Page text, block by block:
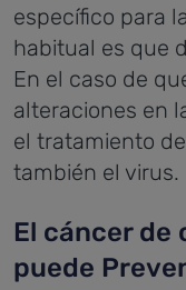
específico para
habitual es que
En el caso de
alteraciones en
el tratamiento
también el virus.
El cáncer de
puede